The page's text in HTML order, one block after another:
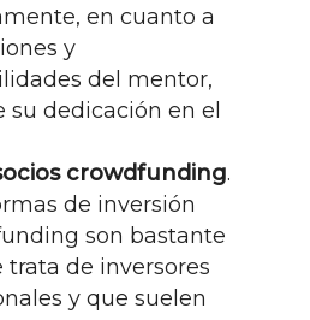
en cuanto a
y
del mentor,
su dedicación en el
crowdfunding.
de inversión
son bastante
trata de inversores
y que suelen